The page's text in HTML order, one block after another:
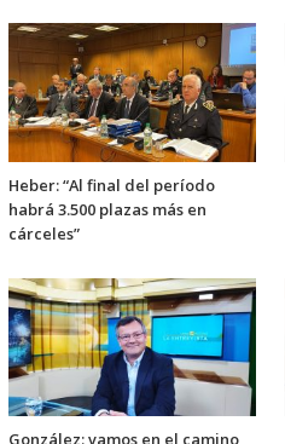
Heber: “Al final del período
habrá 3.500 plazas más en
cárceles”
González: vamos en el camino